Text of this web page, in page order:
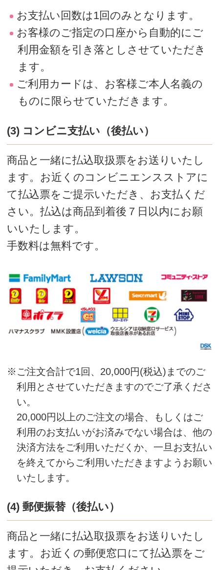
開梱し商品をお確かめください。
２．商品の製造および発送には万全の注
意を払っておりますが、不具合など
がありましたら、ご購入日から1ヶ月
以 内に Say お客様センターにご連絡
ください。
３．商品ご購入日から1ヶ月を超えての返
品・交換は承りかねますのでご了承
ください。
Say お客様センター
TEL：0120-288-653 受付時間 9:00～
み）
Mail：support@saysay.online
※年末年始等お休みをいただくことがありま
す。あらかじめご了承ください。
※Say お客様センターにご連絡がなく返品され
た商品については、お受けできない場合もあ
りますのであらかじめご了承ください。
※商品が「希望の商品と違う」あるいは「破損
や不具合がある」などの場合の返品・交換
場合は、送料はお客様のご負担となります。
あらかじめご了承ください。
※ご注文後のキャンセルについては、Say お客
様センターにご連絡頂くタイミングが、出荷
（倉庫から物流会社に渡す）の前であれば配
送を止め、キャンセルすることが可能です
Sayお客様センターにご連絡ください。
※返品・キャンセルに伴いお客様への返金が生
じた場合、速やかに対応いたしますが、お時
間がかかる場合もございますので、あらかじ
めご了承ください。
教室のご予約について
ご予約方法
(1) インターネット
Sayホームページでパソコン・スマート
フォンから24時間いつでもご予約いただ
http://www.saysay.co.jp/
(2) お電話